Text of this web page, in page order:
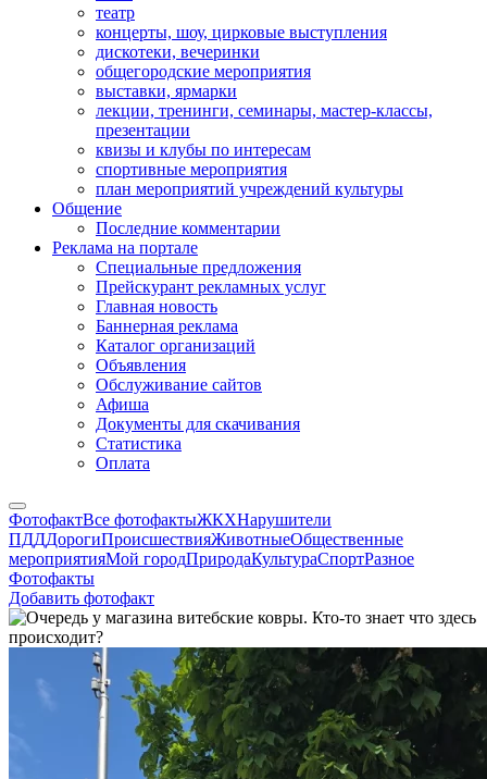
театр
концерты, шоу, цирковые выступления
дискотеки, вечеринки
общегородские мероприятия
выставки, ярмарки
лекции, тренинги, семинары, мастер-классы,
презентации
квизы и клубы по интересам
спортивные мероприятия
план мероприятий учреждений культуры
Общение
Последние комментарии
Реклама на портале
Специальные предложения
Прейскурант рекламных услуг
Главная новость
Баннерная реклама
Каталог организаций
Объявления
Обслуживание сайтов
Афиша
Документы для скачивания
Статистика
Оплата
ФотофактВсе фотофактыЖКХНарушители
ПДДДорогиПроисшествияЖивотныеОбщественные
мероприятияМой городПриродаКультураСпортРазное
Фотофакты
Добавить фотофакт